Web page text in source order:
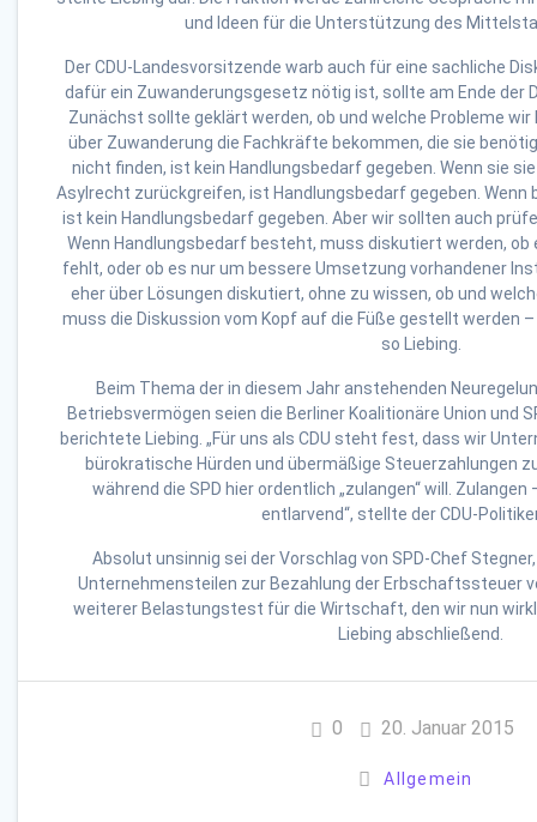
und Ideen für die Unterstützung des
Der CDU-Landesvorsitzende warb auch für eine sachliche
dafür ein Zuwanderungsgesetz nötig ist, sollte am Ende der
Zunächst sollte geklärt werden, ob und welche Probleme wir
über Zuwanderung die Fachkräfte bekommen, die sie
nicht finden, ist kein Handlungsbedarf gegeben. Wenn sie
Asylrecht zurückgreifen, ist Handlungsbedarf gegeben.
ist kein Handlungsbedarf gegeben. Aber wir sollten auch
Wenn Handlungsbedarf besteht, muss diskutiert werden, ob
fehlt, oder ob es nur um bessere Umsetzung vorhandener
eher über Lösungen diskutiert, ohne zu wissen, ob und
muss die Diskussion vom Kopf auf die Füße gestellt werden
so Liebing.
Beim Thema der in diesem Jahr anstehenden
Betriebsvermögen seien die Berliner Koalitionäre Union und
berichtete Liebing. „Für uns als CDU steht fest, dass wir
bürokratische Hürden und übermäßige Steuerzahlungen
während die SPD hier ordentlich „zulangen“ will.
entlarvend“, stellte der CDU-
Absolut unsinnig sei der Vorschlag von SPD-Chef
Unternehmensteilen zur Bezahlung der Erbschaftssteuer
weiterer Belastungstest für die Wirtschaft, den wir nun
Liebing abschließend.
0 20. Januar 2015
Allgemein